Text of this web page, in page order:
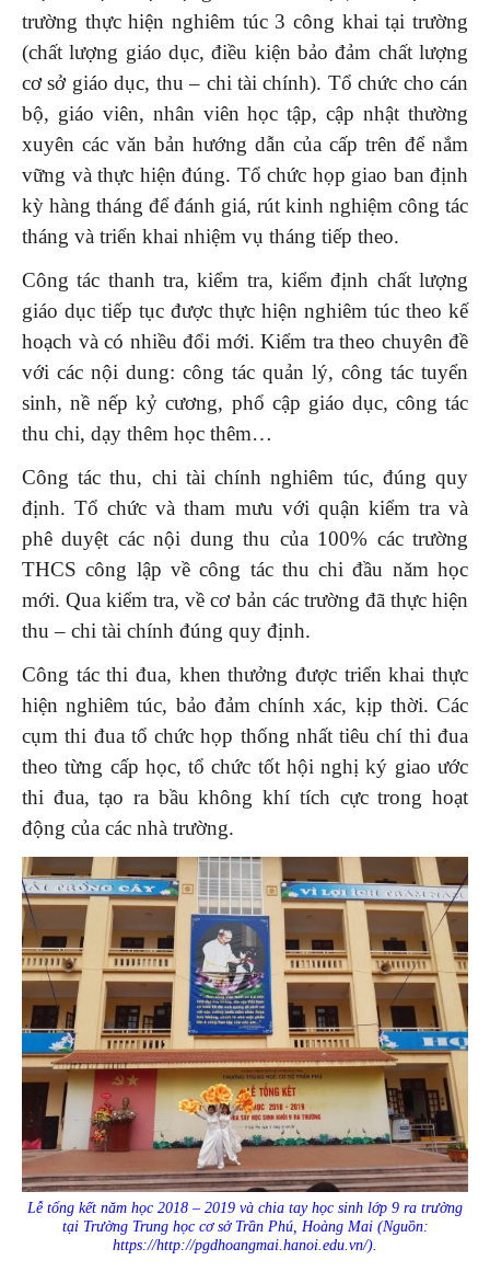
trường thực hiện nghiêm túc 3 công khai tại trường
(chất lượng giáo dục, điều kiện bảo đảm chất lượng
cơ sở giáo dục, thu – chi tài chính). Tổ chức cho cán
bộ, giáo viên, nhân viên học tập, cập nhật thường
xuyên các văn bản hướng dẫn của cấp trên để nắm
vững và thực hiện đúng. Tổ chức họp giao ban định
kỳ hàng tháng để đánh giá, rút kinh nghiệm công tác
tháng và triển khai nhiệm vụ tháng tiếp theo.
Công tác thanh tra, kiểm tra, kiểm định chất lượng
giáo dục tiếp tục được thực hiện nghiêm túc theo kế
hoạch và có nhiều đổi mới. Kiểm tra theo chuyên đề
với các nội dung: công tác quản lý, công tác tuyển
sinh, nề nếp kỷ cương, phổ cập giáo dục, công tác
thu chi, dạy thêm học thêm…
Công tác thu, chi tài chính nghiêm túc, đúng quy
định. Tổ chức và tham mưu với quận kiểm tra và
phê duyệt các nội dung thu của 100% các trường
THCS công lập về công tác thu chi đầu năm học
mới. Qua kiểm tra, về cơ bản các trường đã thực hiện
thu – chi tài chính đúng quy định.
Công tác thi đua, khen thưởng được triển khai thực
hiện nghiêm túc, bảo đảm chính xác, kịp thời. Các
cụm thi đua tổ chức họp thống nhất tiêu chí thi đua
theo từng cấp học, tổ chức tốt hội nghị ký giao ước
thi đua, tạo ra bầu không khí tích cực trong hoạt
động của các nhà trường.
Lễ tổng kết năm học 2018 – 2019 và chia tay học sinh lớp 9 ra trường
tại Trường Trung học cơ sở Trần Phú, Hoàng Mai (Nguồn:
https://http://pgdhoangmai.hanoi.edu.vn/).